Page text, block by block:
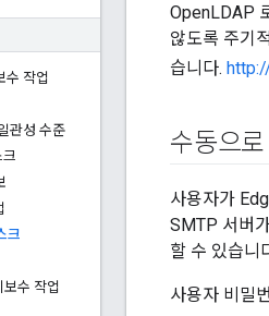
수 작업
관성 수준
크
수 작업
OpenLDAP
않도록 주기
습니다.
수동으
사용자가
SMTP 서버
할 수 있습니
사용자 비밀